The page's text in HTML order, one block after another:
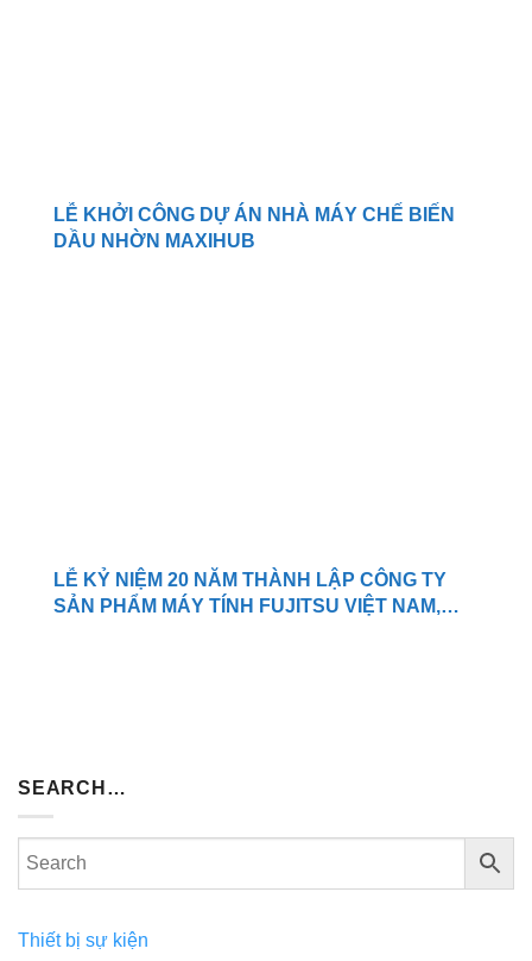
LỄ KHỞI CÔNG DỰ ÁN NHÀ MÁY CHẾ BIẾN
DẦU NHỜN MAXIHUB
LỄ KỶ NIỆM 20 NĂM THÀNH LẬP CÔNG TY
SẢN PHẨM MÁY TÍNH FUJITSU VIỆT NAM,
SEARCH…
Thiết bị sự kiện